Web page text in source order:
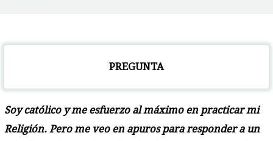
PREGUNTA
Soy católico y me esfuerzo al máximo en practicar mi
Religión. Pero me veo en apuros para responder a un